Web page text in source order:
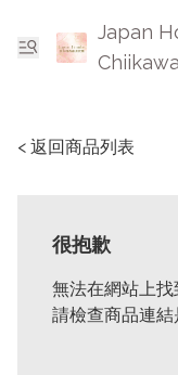
Japan
< 返回商品列表
很抱歉
無法在網站上找
請檢查商品連結